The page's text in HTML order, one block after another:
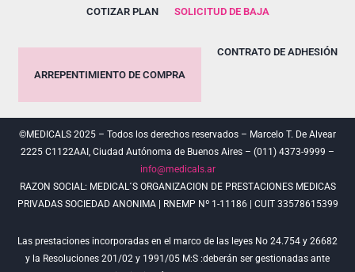
COTIZAR PLAN SOLICITUD DE BAJA
ARREPENTIMIENTO DE COMPRA
CONTRATO DE ADHESIÓN
©MEDICALS 2025 – Todos los derechos reservados – Marcelo T. De Alvear
2225 C1122AAI, Ciudad Autónoma de Buenos Aires – (011) 4373-9999 –
info@medicals.ar
RAZON SOCIAL: MEDICAL´S ORGANIZACION DE PRESTACIONES MEDICAS
PRIVADAS SOCIEDAD ANONIMA | RNEMP Nº 1-11186 | CUIT 33578615399
Las prestaciones incorporadas en el marco de las leyes No 24.754 y 26682
y la Resoluciones 201/02 y 1991/05 M:S :deberán ser gestionadas ante